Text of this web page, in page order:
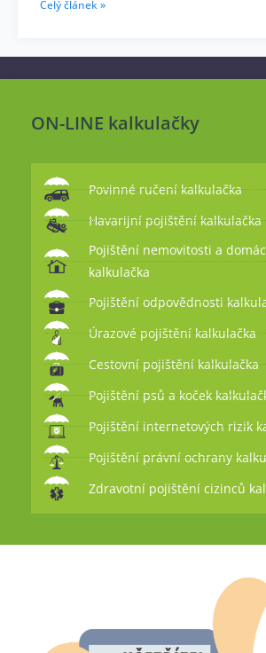
Celý článek »
ON-LINE kalkulačky
Povinné ručení kalkulačka
Havarijní pojištění kalkulačka
Pojištění nemovitosti a
kalkulačka
Pojištění odpovědnosti
Úrazové pojištění kalkulačka
Cestovní pojištění kalkulačka
Pojištění psů a koček
Pojištění internetových rizik
Pojištění právní ochrany
Zdravotní pojištění cizinců